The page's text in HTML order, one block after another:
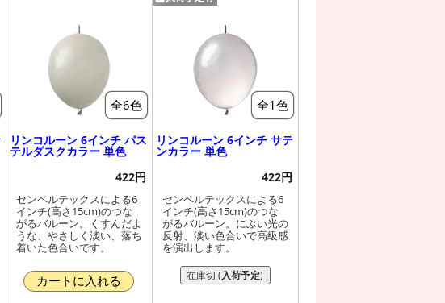
全6色
リンコルーン 6インチ パス
テルダスクカラー 単色
422円
センペルテックスによる6
インチ(高さ15cm)のつな
がるバルーン。くすんだよ
うな、やさしく淡い、落ち
着いた色合いです。
カートに入れる
全1色
リンコルーン 6インチ サテ
ンカラー 単色
422円
センペルテックスによる6
インチ(高さ15cm)のつな
がるバルーン。にぶい光の
反射、淡い色合いで高級感
を演出します。
在庫切 (入荷予定)